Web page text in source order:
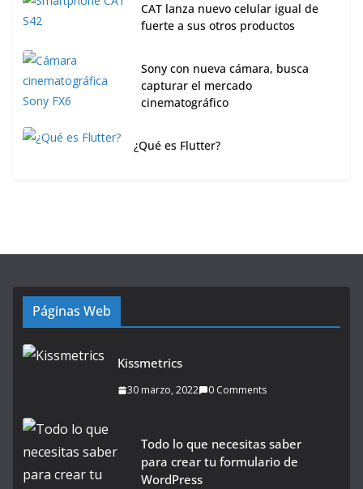
CAT lanza nuevo celular igual de
fuerte a sus otros productos
Sony con nueva cámara, busca
capturar el mercado
cinematográfico
¿Qué es Flutter?
Páginas Web
Kissmetrics
30 marzo, 2022 0 Comments
Todo lo que necesitas saber
para crear tu formulario de
WordPress